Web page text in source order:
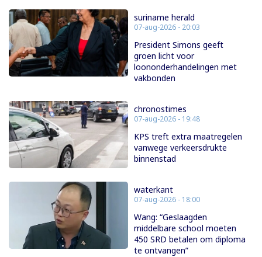
suriname herald
07-aug-2026 - 20:03
President Simons geeft
groen licht voor
loononderhandelingen met
vakbonden
chronostimes
07-aug-2026 - 19:48
KPS treft extra maatregelen
vanwege verkeersdrukte
binnenstad
waterkant
07-aug-2026 - 18:00
Wang: “Geslaagden
middelbare school moeten
450 SRD betalen om diploma
te ontvangen”